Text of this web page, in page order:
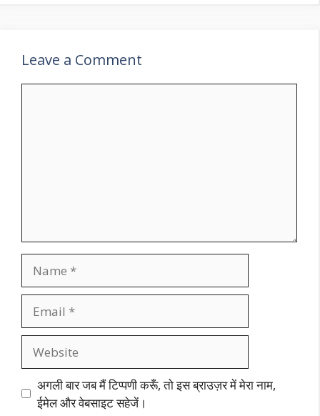
Leave a Comment
अगली बार जब मैं टिप्पणी करूँ, तो इस ब्राउज़र में मेरा नाम,
ईमेल और वेबसाइट सहेजें।